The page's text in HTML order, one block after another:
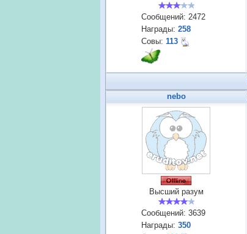
Сообщений: 2472
Награды: 258
Совы: 113
nebo
Высший разум
Сообщений: 3639
Награды: 350